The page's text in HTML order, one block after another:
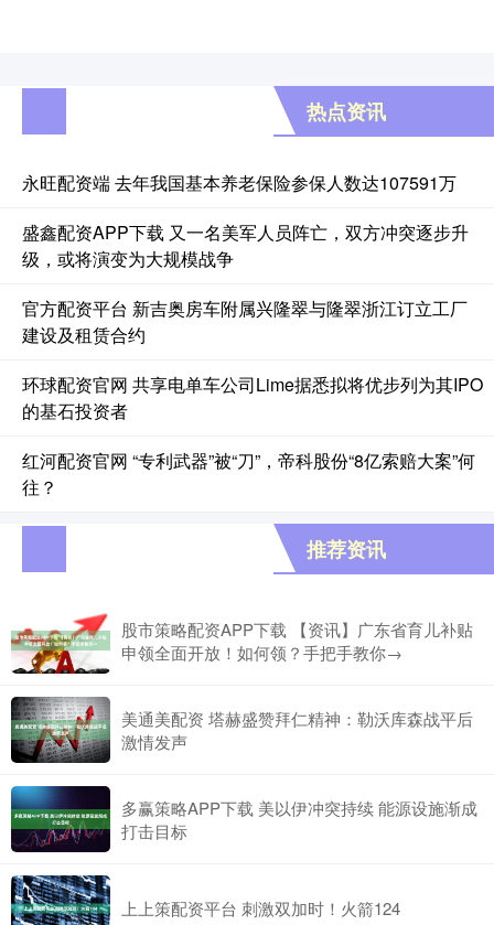
热点资讯
永旺配资端 去年我国基本养老保险参保人数达107591万
盛鑫配资APP下载 又一名美军人员阵亡，双方冲突逐步升
级，或将演变为大规模战争
官方配资平台 新吉奥房车附属兴隆翠与隆翠浙江订立工厂
建设及租赁合约
环球配资官网 共享电单车公司Lime据悉拟将优步列为其IPO
的基石投资者
红河配资官网 “专利武器”被“刀”，帝科股份“8亿索赔大案”何
往？
推荐资讯
股市策略配资APP下载 【资讯】广东省育儿补贴
申领全面开放！如何领？手把手教你→
美通美配资 塔赫盛赞拜仁精神：勒沃库森战平后
激情发声
多赢策略APP下载 美以伊冲突持续 能源设施渐成
打击目标
上上策配资平台 刺激双加时！火箭124